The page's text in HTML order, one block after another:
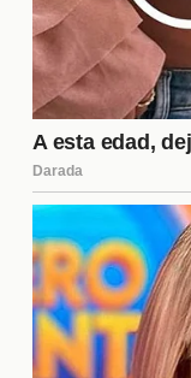
¿Los
acceso a
No, los
no tienen
estancia en la
para mantener
permitir que los
sin influencias
generado por
producción a
programa.